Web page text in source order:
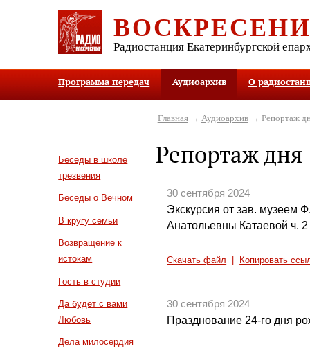
Радиостанция Екатеринбургской
Программа передач Аудиоархив О
Беседы в школе
трезвения
Беседы о Вечном
В кругу семьи
Возвращение к
истокам
Гость в студии
Да будет с вами
Любовь
Дела милосердия
Главная→ Аудиоархив→ Репортаж
Репортаж дня
30 сентября 2024
Экскурсия от зав.
Анатольевны Катаевой ч. 2
Скачать файл Копировать
30 сентября 2024
Празднование 24-го дня